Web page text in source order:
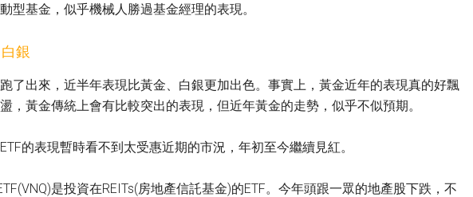
型基金，似乎機械人勝過基金經理的表現。
銀
了出來，近半年表現比黃金、白銀更加出色。事實上，黃金近年的表現真的好飄
，黃金傳統上會有比較突出的表現，但近年黃金的走勢，似乎不似預期。
的表現暫時看不到太受惠近期的市況，年初至今繼續見紅。
是投資在REITs(房地產信託基金)的ETF。今年頭跟一眾的地產股下跌，不